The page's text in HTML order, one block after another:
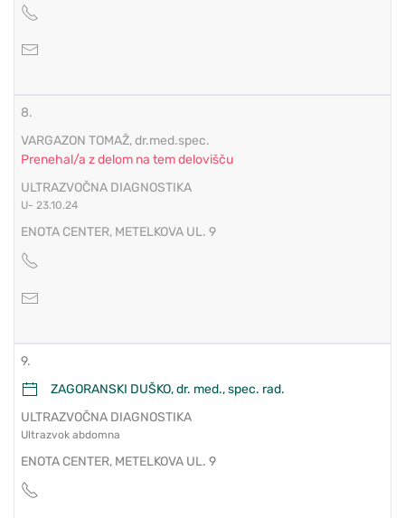
8.
VARGAZON TOMAŽ, dr.med.spec.
Prenehal/a z delom na tem delovišču
ULTRAZVOČNA DIAGNOSTIKA
U- 23.10.24
ENOTA CENTER, METELKOVA UL. 9
9.
ZAGORANSKI DUŠKO, dr. med., spec. rad.
ULTRAZVOČNA DIAGNOSTIKA
Ultrazvok abdomna
ENOTA CENTER, METELKOVA UL. 9